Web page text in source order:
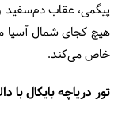
پیگمی، عقاب دم‌سفید
هیچ کجای شمال آسیا
خاص می‌کند.
تور دریاچه بایکال با